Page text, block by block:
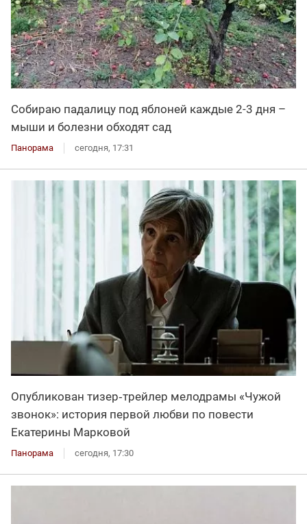
Собираю падалицу под яблоней каждые 2-3 дня –
мыши и болезни обходят сад
Панорама сегодня, 17:31
Опубликован тизер‑трейлер мелодрамы «Чужой
звонок»: история первой любви по повести
Екатерины Марковой
Панорама сегодня, 17:30